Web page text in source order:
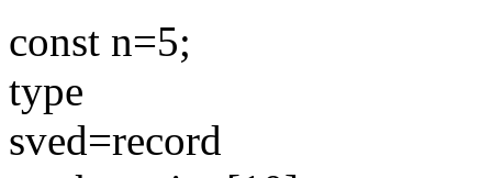
const n=5;
type
sved=record